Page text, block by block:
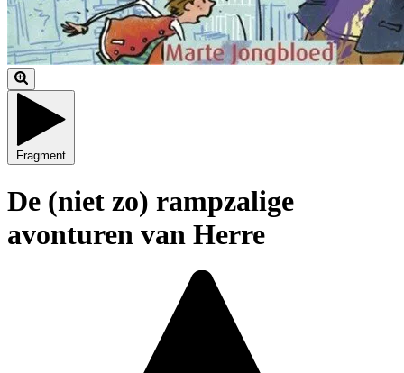
Fragment
De (niet zo) rampzalige
avonturen van Herre